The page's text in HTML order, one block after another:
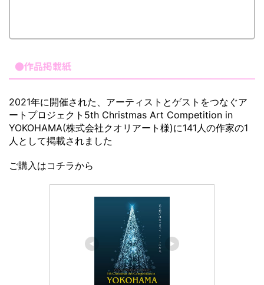
●作品掲載紙
2021年に開催された、アーティストとゲストをつなぐア
ートプロジェクト5th Christmas Art Competition in
YOKOHAMA(株式会社クオリアート様)に141人の作家の1
人として掲載されました
ご購入はコチラから